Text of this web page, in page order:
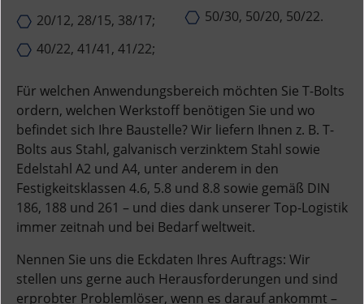
20/12, 28/15, 38/17;
40/22, 41/41, 41/22;
50/30, 50/20, 50/22.
Für welchen Anwendungsbereich möchten Sie T-Bolts
ordern, welchen Werkstoff benötigen Sie und wo
befindet sich Ihre Baustelle? Wir liefern Ihnen z. B. T-
Bolts aus Stahl, galvanisch verzinktem Stahl sowie
Edelstahl A2 und A4, unter anderem in den
Festigkeitsklassen 4.6, 5.8 und 8.8 sowie gemäß DIN
186, 188 und 261 – und dies dank unserer Top-Logistik
immer zeitnah und bei Bedarf weltweit.
Nennen Sie uns die Eckdaten Ihres Auftrags: Wir
stellen uns gerne auch Herausforderungen und sind
erprobter Problemlöser, wenn es darauf ankommt –